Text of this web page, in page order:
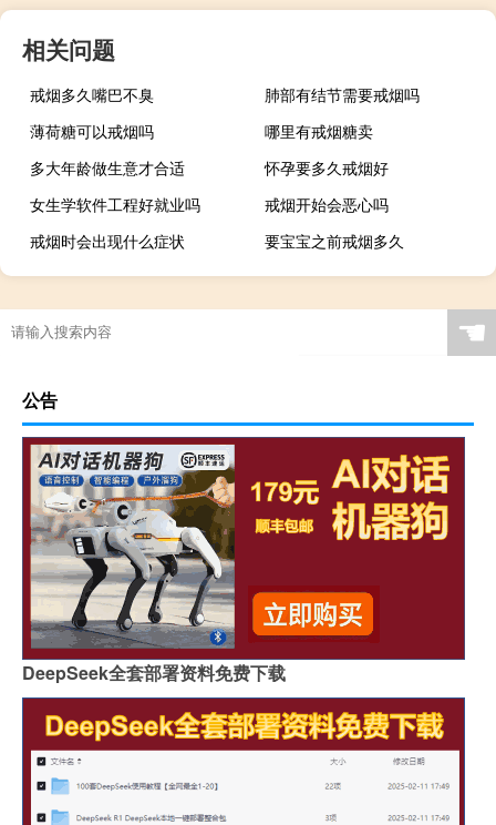
相关问题
戒烟多久嘴巴不臭
肺部有结节需要戒烟吗
薄荷糖可以戒烟吗
哪里有戒烟糖卖
多大年龄做生意才合适
怀孕要多久戒烟好
女生学软件工程好就业吗
戒烟开始会恶心吗
戒烟时会出现什么症状
要宝宝之前戒烟多久
☚
公告
DeepSeek全套部署资料免费下载